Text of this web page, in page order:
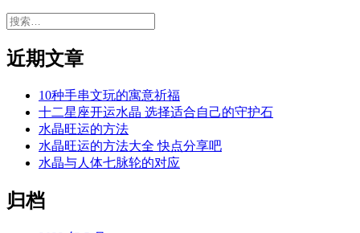
搜
近期文章
10种手串文玩的寓意祈福
十二星座开运水晶 选择适合自己的守护石
水晶旺运的方法
水晶旺运的方法大全 快点分享吧
水晶与人体七脉轮的对应
归档